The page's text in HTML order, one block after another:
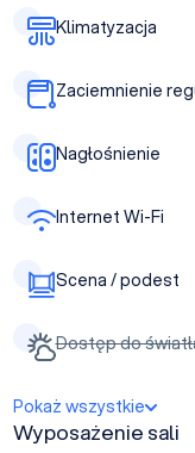
Klimatyzacja
Zaciemnienie
Nagłośnienie
Internet Wi-Fi
Scena / podest
Dostęp do
Pokaż wszystkie
Wyposażenie sali